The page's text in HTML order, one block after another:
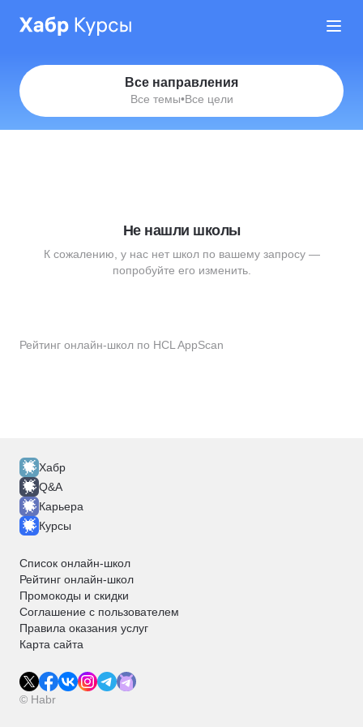
Все направления
Все темы•Все цели
Рейтинг онлайн-школ по HCL AppScan
Не нашли школы
К сожалению, у нас нет школ по вашему запросу —
попробуйте его изменить.
Хабр
Q&A
Карьера
Курсы
Список онлайн-школ
Рейтинг онлайн-школ
Промокоды и скидки
Соглашение с пользователем
Правила оказания услуг
Карта сайта
© Habr